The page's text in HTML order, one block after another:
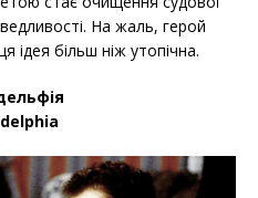
На жаль, герой
ідея більш ніж утопічна.